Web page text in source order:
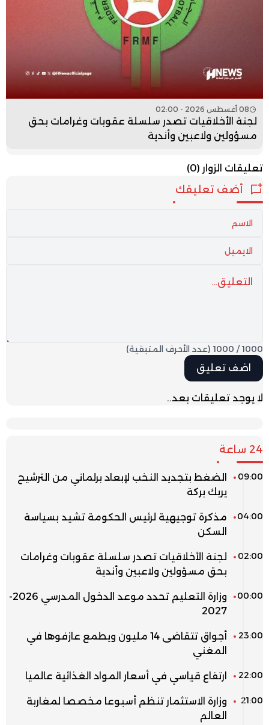
08 أغسطس 2026 - 02:00
لجنة الأخلاقيات تصدر سلسلة عقوبات وغرامات بحق
مسؤولين ولاعبين وأندية
تعليقات الزوار (0)
أضف تعليقك
1000
/
1000 (عدد الأحرف المتبقية)
لا يوجد تعليقات بعد..
24 ساعة
09:00
الضغط بتجديد النخب لإبعاد برلماني من الترشيح
يربك بركة
04:00
مذكرة توجيهية لرئيس الحكومة تشيد بسياسة
السكن
02:00
لجنة الأخلاقيات تصدر سلسلة عقوبات وغرامات
بحق مسؤولين ولاعبين وأندية
00:00
وزارة التعليم تحدد موعد الدخول المدرسي 2026-
2027
23:00
أجواق تتقاضى 14 مليون ويطمع عازفوها في
المغني
22:00 ارتفاع قياسي في أسعار المواد الغذائية عالميا
21:00
وزارة الاستثمار تنظم أسبوعا مخصصا لمغاربة
العالم